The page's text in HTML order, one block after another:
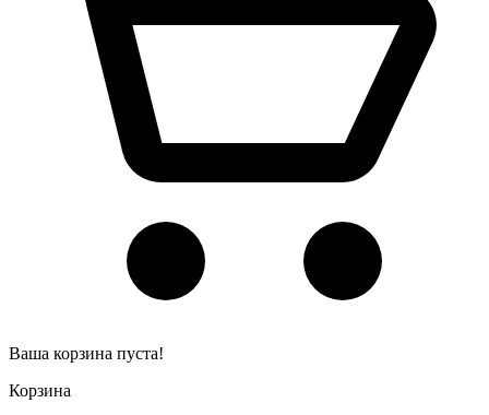
Ваша корзина пуста!
Корзина